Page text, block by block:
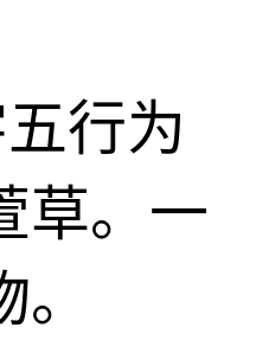
行为
草。一